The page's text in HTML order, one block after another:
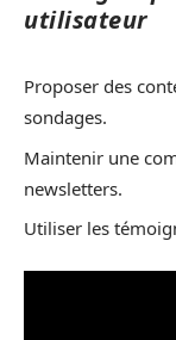
utilisateur
Proposer des
sondages.
Maintenir une
newsletters.
Utiliser les